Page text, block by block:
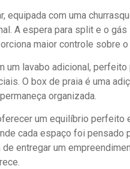
equipada com uma
A espera para split e o
maior controle sobre o
um lavabo adicional,
O box de praia é uma
organizada.
um equilíbrio perfeito
cada espaço foi pensado
entregar um